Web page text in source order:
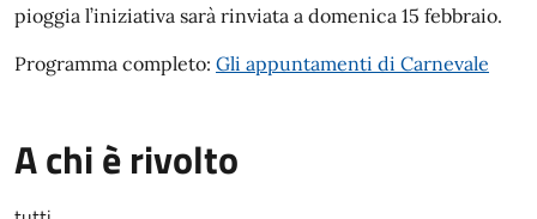
pioggia l’iniziativa sarà rinviata a domenica 15 febbraio.
Programma completo: Gli appuntamenti di Carnevale
A chi è rivolto